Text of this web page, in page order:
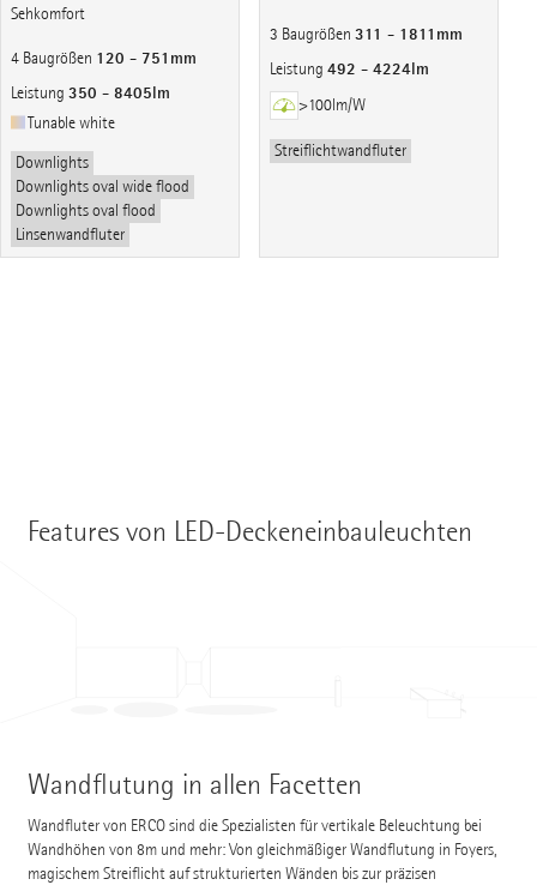
Sehkomfort
4 Baugrößen 120 - 751mm
Leistung 350 - 8405lm
Tunable white
Downlights
Downlights oval wide flood
Downlights oval flood
Linsenwandfluter
3 Baugrößen 311 - 1811mm
Leistung 492 - 4224lm
>100lm/W
Streiflichtwandfluter
Features von LED-Deckeneinbauleuchten
Wandflutung in allen Facetten
Wandfluter von ERCO sind die Spezialisten für vertikale Beleuchtung bei
Wandhöhen von 8m und mehr: Von gleichmäßiger Wandflutung in Foyers,
magischem Streiflicht auf strukturierten Wänden bis zur präzisen